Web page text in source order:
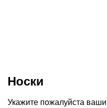
Носки
Укажите пожалуйста